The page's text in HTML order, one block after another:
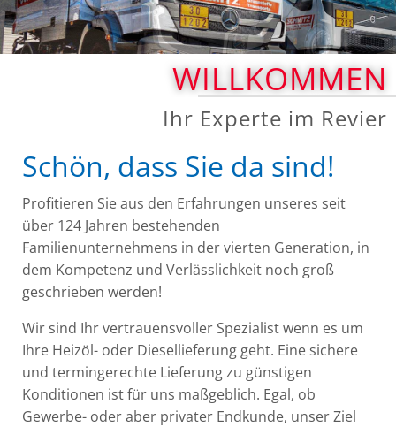
WILLKOMMEN
Ihr Experte im Revier
Schön, dass Sie da sind!
Profitieren Sie aus den Erfahrungen unseres seit
über 124 Jahren bestehenden
Familienunternehmens in der vierten Generation, in
dem Kompetenz und Verlässlichkeit noch groß
geschrieben werden!
Wir sind Ihr vertrauensvoller Spezialist wenn es um
Ihre Heizöl- oder Diesellieferung geht. Eine sichere
und termingerechte Lieferung zu günstigen
Konditionen ist für uns maßgeblich. Egal, ob
Gewerbe- oder aber privater Endkunde, unser Ziel